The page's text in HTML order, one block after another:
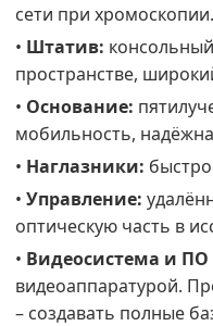
сети при хромоскопии.
• Штатив:
пространстве,
• Основание:
мобильность,
• Наглазники:
• Управление:
оптическую часть в
• Видеосистема и
видеоаппаратурой.
– создавать полные